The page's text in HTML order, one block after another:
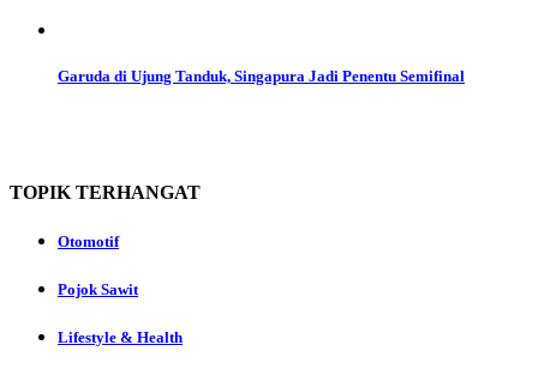
Garuda di Ujung Tanduk, Singapura Jadi Penentu Semifinal
TOPIK TERHANGAT
Otomotif
Pojok Sawit
Lifestyle & Health